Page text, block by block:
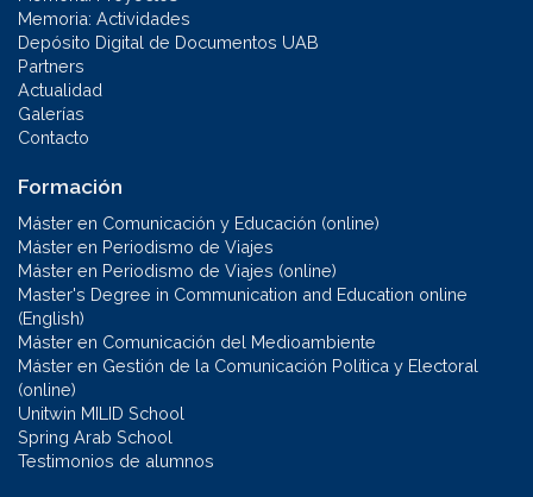
Memoria: Actividades
Depósito Digital de Documentos UAB
Partners
Actualidad
Galerías
Contacto
Formación
Máster en Comunicación y Educación (online)
Máster en Periodismo de Viajes
Máster en Periodismo de Viajes (online)
Master's Degree in Communication and Education online
(English)
Máster en Comunicación del Medioambiente
Máster en Gestión de la Comunicación Política y Electoral
(online)
Unitwin MILID School
Spring Arab School
Testimonios de alumnos